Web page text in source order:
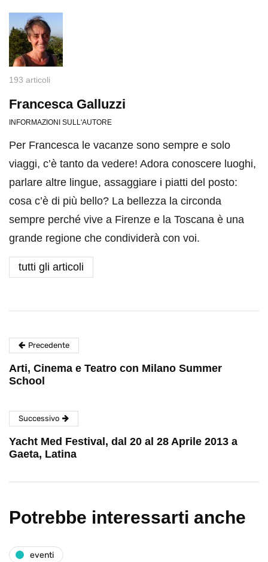
193 articoli
Francesca Galluzzi
INFORMAZIONI SULL'AUTORE
Per Francesca le vacanze sono sempre e solo
viaggi, c’è tanto da vedere! Adora conoscere luoghi,
parlare altre lingue, assaggiare i piatti del posto:
cosa c’è di più bello? La bellezza la circonda
sempre perché vive a Firenze e la Toscana è una
grande regione che condividerà con voi.
tutti gli articoli
Precedente
Arti, Cinema e Teatro con Milano Summer
School
Successivo
Yacht Med Festival, dal 20 al 28 Aprile 2013 a
Gaeta, Latina
Potrebbe interessarti anche
eventi